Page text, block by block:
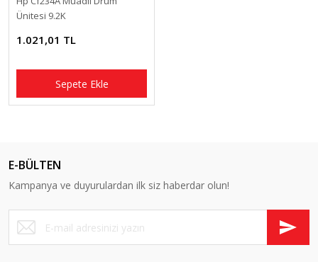
Ünitesi 9.2K
1.021,01 TL
Sepete Ekle
E-BÜLTEN
Kampanya ve duyurulardan ilk siz haberdar olun!